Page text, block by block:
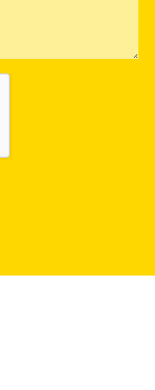
- MÃ SỐ: BCF01